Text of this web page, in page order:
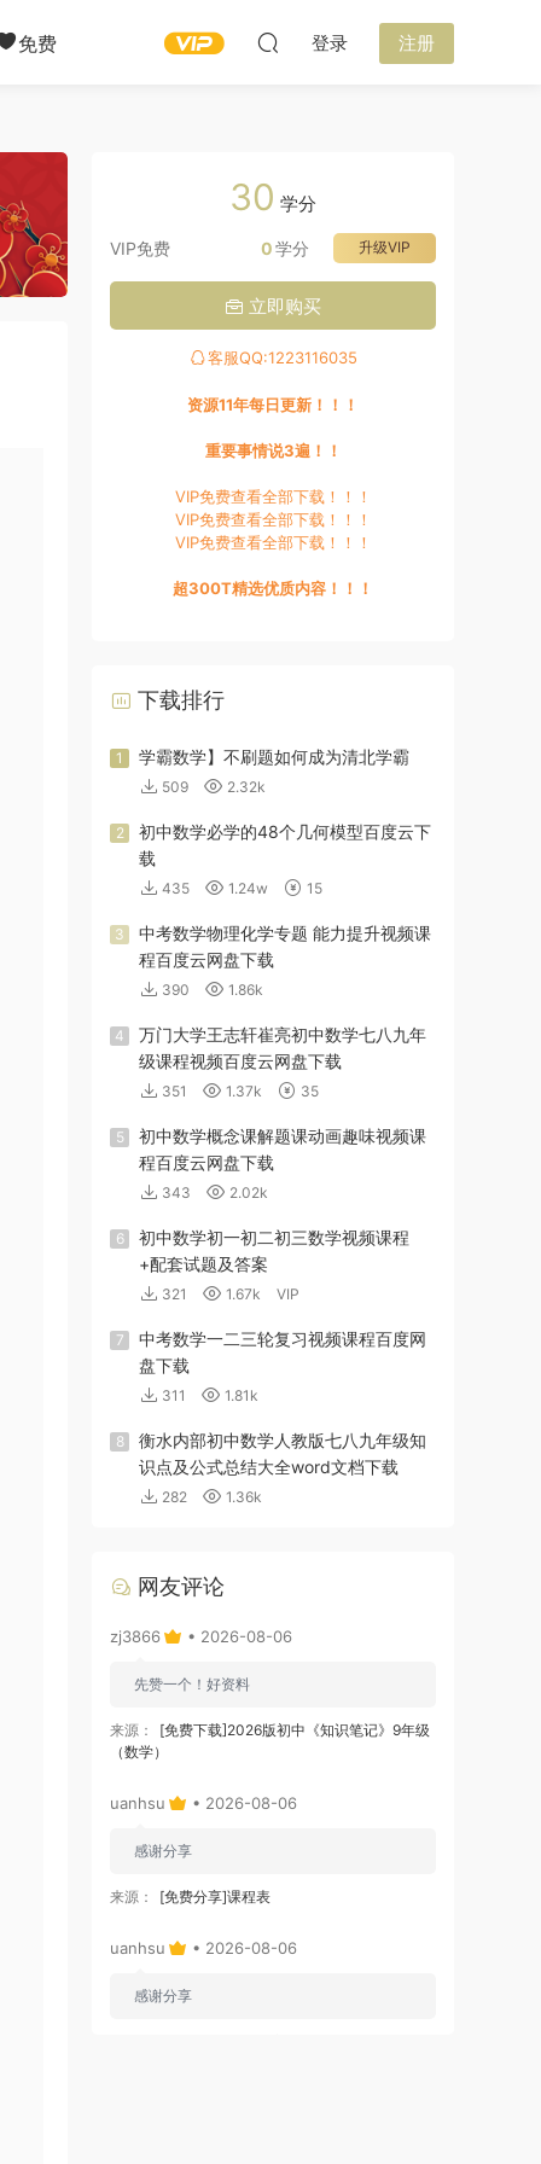
免费 登录 注册
30 学分
VIP免费 升级VIP
0学分
立即购买
客服QQ:1223116035
资源11年每日更新！！！
重要事情说3遍！！
VIP免费查看全部下载！！！
VIP免费查看全部下载！！！
VIP免费查看全部下载！！！
超300T精选优质内容！！！
下载排行
1 学霸数学】不刷题如何成为清北学霸
509 2.32k
2
初中数学必学的48个几何模型百度云下
载
435 1.24w 15
3
中考数学物理化学专题 能力提升视频课
程百度云网盘下载
390 1.86k
4
万门大学王志轩崔亮初中数学七八九年
级课程视频百度云网盘下载
351 1.37k 35
5
初中数学概念课解题课动画趣味视频课
程百度云网盘下载
343 2.02k
6
初中数学初一初二初三数学视频课程
+配套试题及答案
321 1.67k VIP
7
中考数学一二三轮复习视频课程百度网
盘下载
311 1.81k
8
衡水内部初中数学人教版七八九年级知
识点及公式总结大全word文档下载
282 1.36k
网友评论
zj3866 • 2026-08-06
先赞一个！好资料
来源：
[免费下载]2026版初中《知识笔记》9年级
（数学）
uanhsu • 2026-08-06
感谢分享
来源： [免费分享]课程表
uanhsu • 2026-08-06
感谢分享